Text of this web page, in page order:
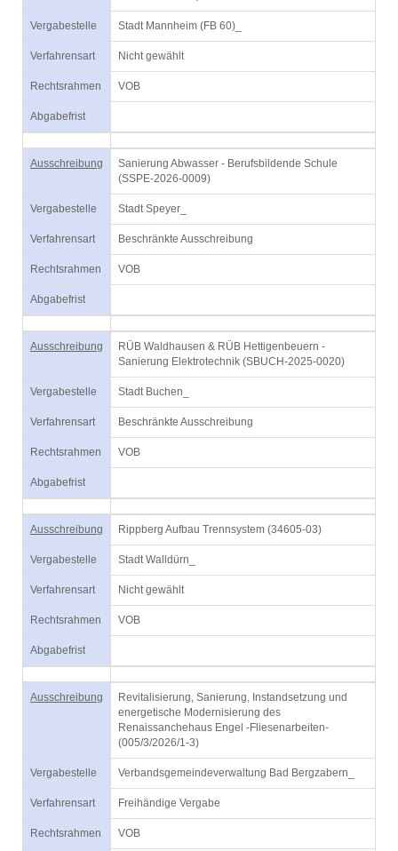
Vergabestelle Stadt Mannheim (FB 60)_
Verfahrensart Nicht gewählt
Rechtsrahmen VOB
Abgabefrist
Ausschreibung
Sanierung Abwasser - Berufsbildende Schule
(SSPE-2026-0009)
Vergabestelle Stadt Speyer_
Verfahrensart Beschränkte Ausschreibung
Rechtsrahmen VOB
Abgabefrist
Ausschreibung
RÜB Waldhausen & RÜB Hettigenbeuern -
Sanierung Elektrotechnik (SBUCH-2025-0020)
Vergabestelle Stadt Buchen_
Verfahrensart Beschränkte Ausschreibung
Rechtsrahmen VOB
Abgabefrist
Ausschreibung Rippberg Aufbau Trennsystem (34605-03)
Vergabestelle Stadt Walldürn_
Verfahrensart Nicht gewählt
Rechtsrahmen VOB
Abgabefrist
Ausschreibung
Revitalisierung, Sanierung, Instandsetzung und
energetische Modernisierung des
Renaissanchehaus Engel -Fliesenarbeiten-
(005/3/2026/1-3)
Vergabestelle Verbandsgemeindeverwaltung Bad Bergzabern_
Verfahrensart Freihändige Vergabe
Rechtsrahmen VOB